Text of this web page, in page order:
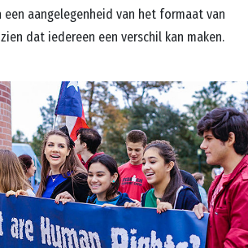
een aangelegenheid van het formaat van
dat iedereen een verschil kan maken.